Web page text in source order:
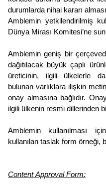
durumlarda nihai kararı
Amblemin yetkilendirilmiş
Dünya Mirası Komitesi’ne
Amblemin geniş bir
dağıtılacak büyük çaplı
üreticinin, ilgili ülkelerle
bulunan varlıklara ilişkin
onay almasına bağlıdır.
ilgili ülkenin resmi dillerinden
Amblemin kullanılması
kullanılan taslak form örneği,
ContentApproval Form: